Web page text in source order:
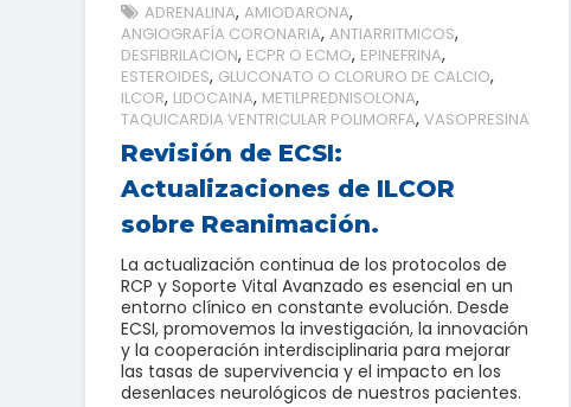
ADRENALINA AMIODARONA
ANGIOGRAFÍA CORONARIA ANTIARRITMICOS
DESFIBRILACION ECPR O ECMO EPINEFRINA
ESTEROIDES GLUCONATO O CLORURO DE CALCIO
ILCOR LIDOCAINA METILPREDNISOLONA
TAQUICARDIA VENTRICULAR POLIMORFA VASOPRESINA
Revisión de ECSI:
Actualizaciones de ILCOR
sobre Reanimación.
La actualización continua de los protocolos de
RCP y Soporte Vital Avanzado es esencial en un
entorno clínico en constante evolución. Desde
ECSI, promovemos la investigación, la innovación
y la cooperación interdisciplinaria para mejorar
las tasas de supervivencia y el impacto en los
desenlaces neurológicos de nuestros pacientes.